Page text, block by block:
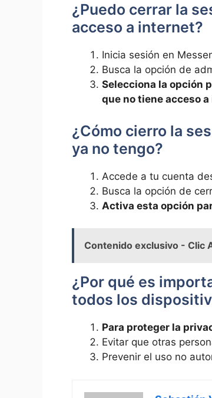
¿Puedo cerrar la
acceso a internet?
Inicia sesión en
Busca la opción de
Selecciona la opción
que no tiene acceso
¿Cómo cierro la
ya no tengo?
Accede a tu cuenta
Busca la opción de
Activa esta opción
Contenido exclusivo - Clic
¿Por qué es
todos los
Para proteger la
Evitar que otras
Prevenir el uso no